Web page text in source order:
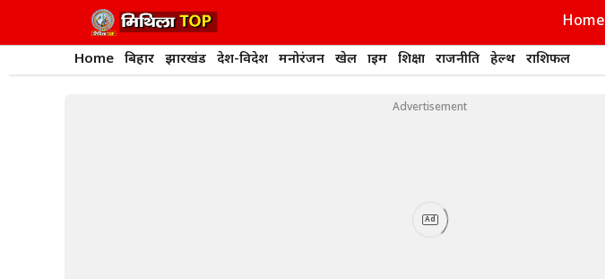
Home
Home बिहार झारखंड देश-विदेश मनोरंजन खेल क्राइम शिक्षा राजनीति हेल्थ राशिफल
Advertisement
Ad